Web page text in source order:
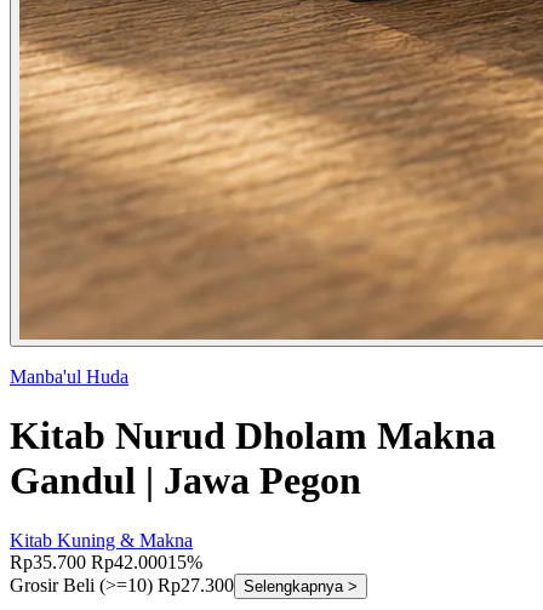
Manba'ul Huda
Kitab Nurud Dholam Makna
Gandul | Jawa Pegon
Kitab Kuning & Makna
Rp35.700 Rp42.00015%
GrosirBeli (>=10) Rp27.300 Selengkapnya >